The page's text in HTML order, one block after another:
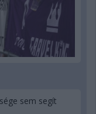
sem segít